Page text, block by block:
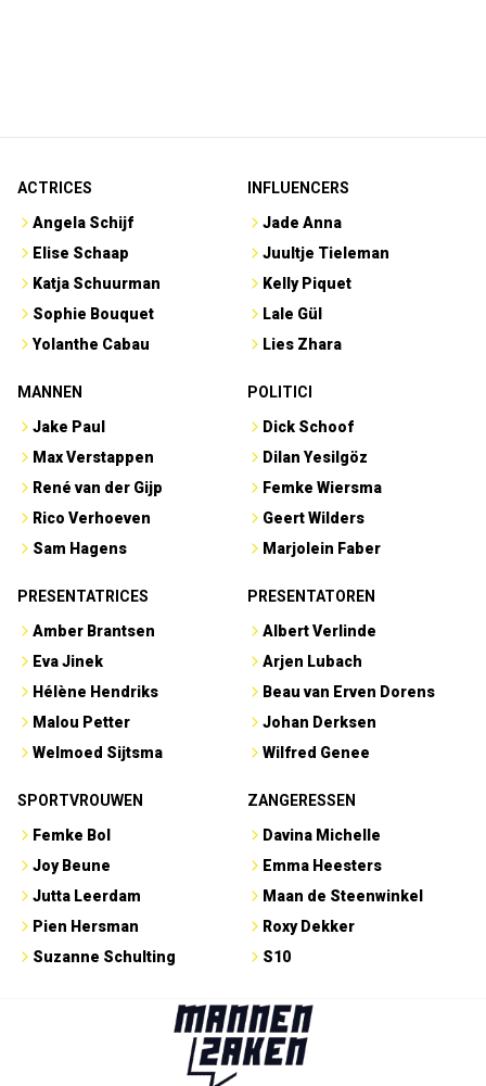
ACTRICES
Angela Schijf
Elise Schaap
Katja Schuurman
Sophie Bouquet
Yolanthe Cabau
INFLUENCERS
Jade Anna
Juultje Tieleman
Kelly Piquet
Lale Gül
Lies Zhara
MANNEN
Jake Paul
Max Verstappen
René van der Gijp
Rico Verhoeven
Sam Hagens
POLITICI
Dick Schoof
Dilan Yesilgöz
Femke Wiersma
Geert Wilders
Marjolein Faber
PRESENTATRICES
Amber Brantsen
Eva Jinek
Hélène Hendriks
Malou Petter
Welmoed Sijtsma
PRESENTATOREN
Albert Verlinde
Arjen Lubach
Beau van Erven Dorens
Johan Derksen
Wilfred Genee
SPORTVROUWEN
Femke Bol
Joy Beune
Jutta Leerdam
Pien Hersman
Suzanne Schulting
ZANGERESSEN
Davina Michelle
Emma Heesters
Maan de Steenwinkel
Roxy Dekker
S10